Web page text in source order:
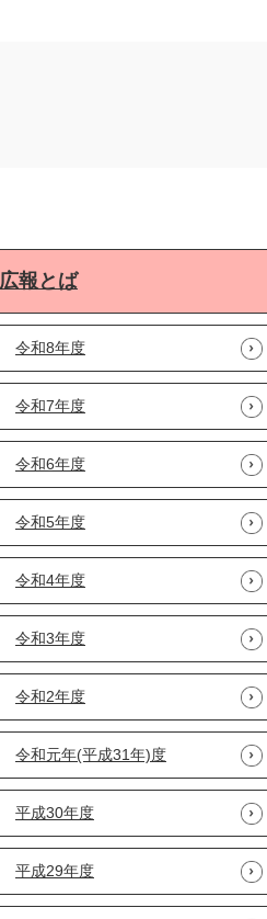
広報とば
令和8年度
令和7年度
令和6年度
令和5年度
令和4年度
令和3年度
令和2年度
令和元年(平成31年)度
平成30年度
平成29年度